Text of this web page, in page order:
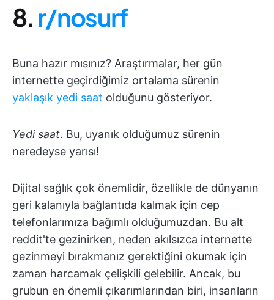
8.r/nosurf
Buna hazır mısınız? Araştırmalar, her gün
internette geçirdiğimiz ortalama sürenin
yaklaşık yedi saat olduğunu gösteriyor.
Yedi saat. Bu, uyanık olduğumuz sürenin
neredeyse yarısı!
Dijital sağlık çok önemlidir, özellikle de dünyanın
geri kalanıyla bağlantıda kalmak için cep
telefonlarımıza bağımlı olduğumuzdan. Bu alt
reddit'te gezinirken, neden akılsızca internette
gezinmeyi bırakmanız gerektiğini okumak için
zaman harcamak çelişkili gelebilir. Ancak, bu
grubun en önemli çıkarımlarından biri, insanların